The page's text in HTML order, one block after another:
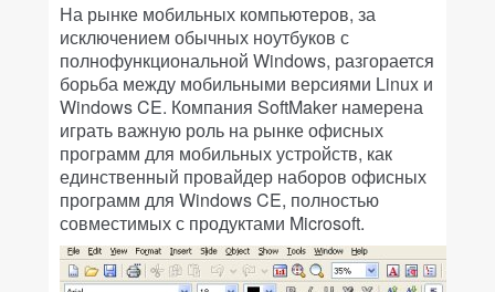
На рынке мобильных компьютеров, за
исключением обычных ноутбуков с
полнофункциональной Windows, разгорается
борьба между мобильными версиями Linux и
WindowsCE. Компания SoftMaker намерена
играть важную роль на рынке офисных
программ для мобильных устройств, как
единственный провайдер наборов офисных
программ для WindowsCE, полностью
совместимых с продуктами Microsoft.